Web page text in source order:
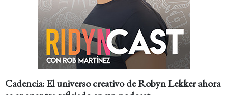
Cadencia: El universo creativo de Robyn Lekker ahora